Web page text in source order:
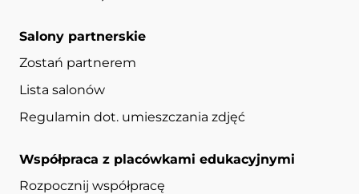
Salony partnerskie
Zostań partnerem
Lista salonów
Regulamin dot. umieszczania zdjęć
Współpraca z placówkami edukacyjnymi
Rozpocznij współpracę